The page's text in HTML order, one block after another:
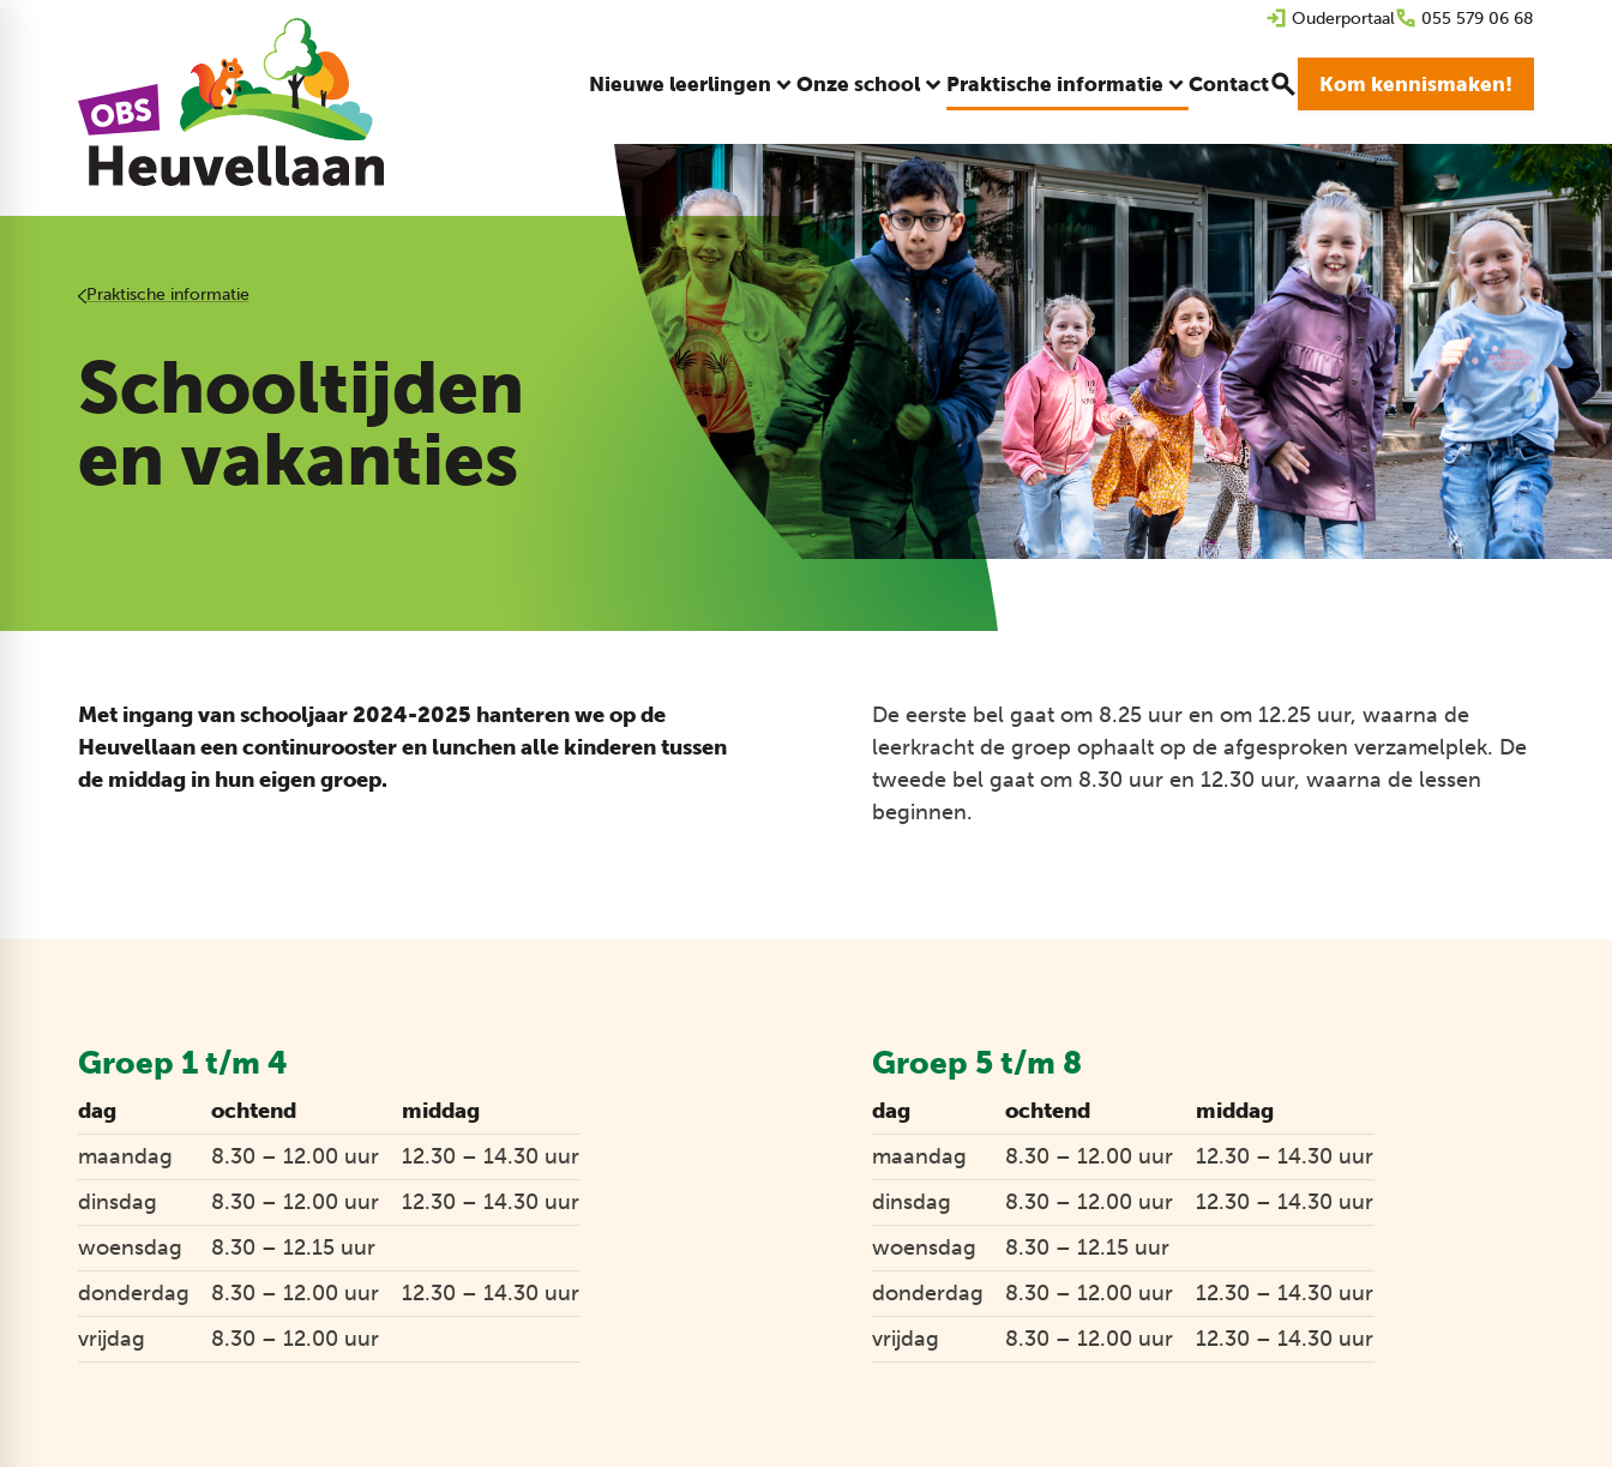
Ouderportaal 055 579 06 68
Nieuwe leerlingen Onze school Praktische informatie Contact Kom kennismaken!
Praktische informatie
Schooltijden
en vakanties
Met ingang van schooljaar 2024-2025 hanteren we op de
Heuvellaan een continurooster en lunchen alle kinderen tussen
de middag in hun eigen groep.
De eerste bel gaat om 8.25 uur en om 12.25 uur, waarna de
leerkracht de groep ophaalt op de afgesproken verzamelplek. De
tweede bel gaat om 8.30 uur en 12.30 uur, waarna de lessen
beginnen.
Groep 1 t/m 4
dag ochtend
middag
maandag
8.30 – 12.00 uur
12.30 – 14.30 uur
dinsdag
8.30 – 12.00 uur
12.30 – 14.30 uur
woensdag
8.30 – 12.15 uur
donderdag
8.30 – 12.00 uur
12.30 – 14.30 uur
vrijdag
8.30 – 12.00 uur
Groep 5 t/m 8
dag ochtend
middag
maandag
8.30 – 12.00 uur
12.30 – 14.30 uur
dinsdag
8.30 – 12.00 uur
12.30 – 14.30 uur
woensdag
8.30 – 12.15 uur
donderdag
8.30 – 12.00 uur
12.30 – 14.30 uur
vrijdag
8.30 – 12.00 uur 12.30 – 14.30 uur